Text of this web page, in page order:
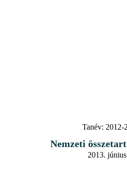
Tanév: 2012-
Nemzeti
2013.